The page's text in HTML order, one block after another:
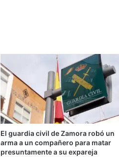
El guardia civil de Zamora robó un
arma a un compañero para matar
presuntamente a su expareja